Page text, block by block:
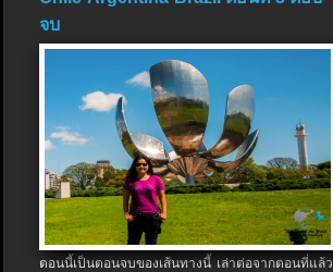
จบ
ตอนนี้เป็นตอนจบของเส้นทางนี้ เล่าต่อจากตอนที่แล้ว